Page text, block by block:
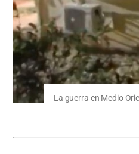
La guerra en Medio